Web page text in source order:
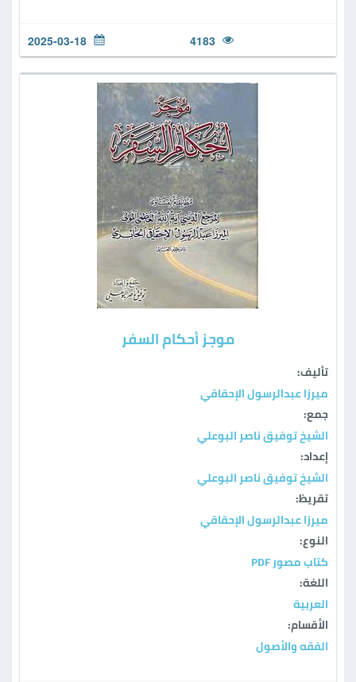
4183
2025-03-18
موجز أحكام السفر
تأليف:
ميرزا عبدالرسول الإحقاقي
جمع:
الشيخ توفيق ناصر البوعلي
إعداد:
الشيخ توفيق ناصر البوعلي
تقريظ:
ميرزا عبدالرسول الإحقاقي
النوع:
كتاب مصور PDF
اللغة:
العربية
الأقسام:
الفقه والأصول